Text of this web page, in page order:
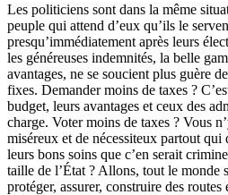
Les politiciens sont dans la même
peuple qui attend d’eux qu’ils le
presqu’immédiatement après leurs
les généreuses indemnités, la belle
avantages, ne se soucient plus guère
fixes. Demander moins de taxes ?
budget, leurs avantages et ceux des
charge. Voter moins de taxes ? Vous
miséreux et de nécessiteux partout qui
leurs bons soins que c’en serait
taille de l’État ? Allons, tout le monde
protéger, assurer, construire des routes